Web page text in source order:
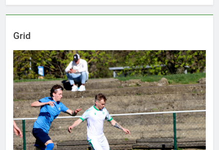
Grid